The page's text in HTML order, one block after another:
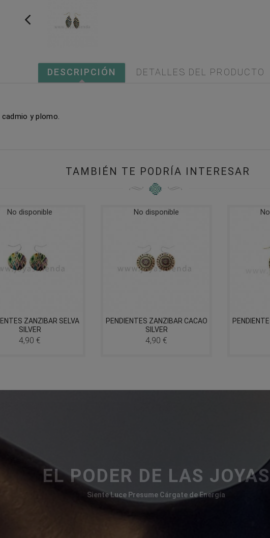
DESCRIPCIÓN DETALLES DEL PRODUCTO
y plomo.
TAMBIÉN TE PODRÍA INTERESAR
No disponible
ZANZIBAR SELVA
SILVER
Precio
4,90 €
No disponible
PENDIENTES ZANZIBAR CACAO
SILVER
Precio
4,90 €
EL PODER DE LAS JOYAS
Siente Luce Presume Cárgate de Energía